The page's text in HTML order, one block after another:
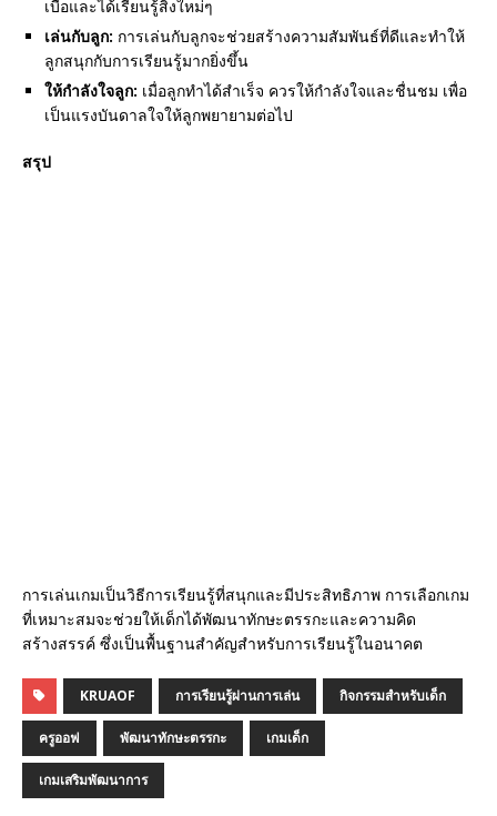
เบื่อและได้เรียนรู้สิ่งใหม่ๆ
เล่นกับลูก: การเล่นกับลูกจะช่วยสร้างความสัมพันธ์ที่ดีและทำให้
ลูกสนุกกับการเรียนรู้มากยิ่งขึ้น
ให้กำลังใจลูก: เมื่อลูกทำได้สำเร็จ ควรให้กำลังใจและชื่นชม เพื่อ
เป็นแรงบันดาลใจให้ลูกพยายามต่อไป
สรุป
การเล่นเกมเป็นวิธีการเรียนรู้ที่สนุกและมีประสิทธิภาพ การเลือกเกม
ที่เหมาะสมจะช่วยให้เด็กได้พัฒนาทักษะตรรกะและความคิด
สร้างสรรค์ ซึ่งเป็นพื้นฐานสำคัญสำหรับการเรียนรู้ในอนาคต
KRUAOF การเรียนรู้ผ่านการเล่น กิจกรรมสำหรับเด็ก
ครูออฟ พัฒนาทักษะตรรกะ เกมเด็ก
เกมเสริมพัฒนาการ